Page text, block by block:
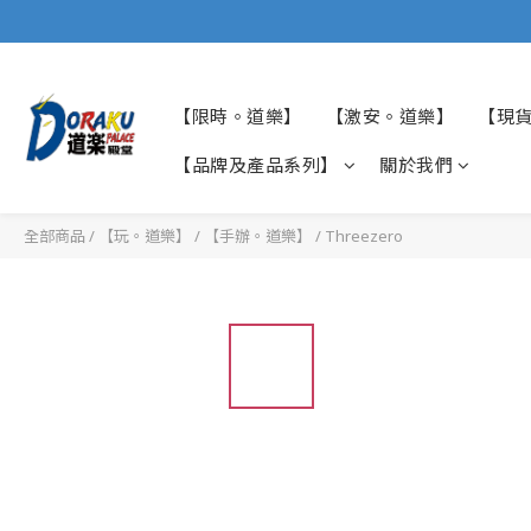
【限時。道樂】 【激安。道樂】 【現
【品牌及產品系列】 關於我們
全部商品 / 【玩。道樂】 / 【手辦。道樂】 / Threezero